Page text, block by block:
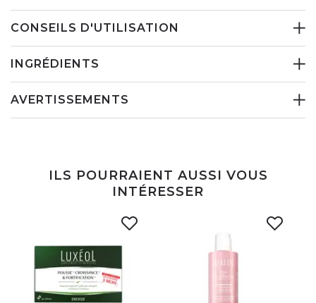
CONSEILS D'UTILISATION
INGRÉDIENTS
AVERTISSEMENTS
ILS POURRAIENT AUSSI VOUS
INTÉRESSER